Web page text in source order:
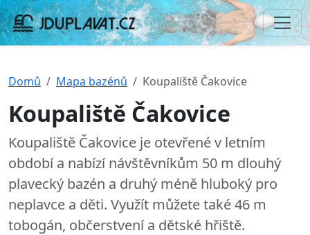
Domů Mapa bazénů Koupaliště Čakovice
Koupaliště Čakovice
Koupaliště Čakovice je otevřené v letním
období a nabízí návštěvníkům 50 m dlouhý
plavecký bazén a druhý méně hluboký pro
neplavce a děti. Využít můžete také 46 m
tobogán, občerstvení a dětské hřiště.